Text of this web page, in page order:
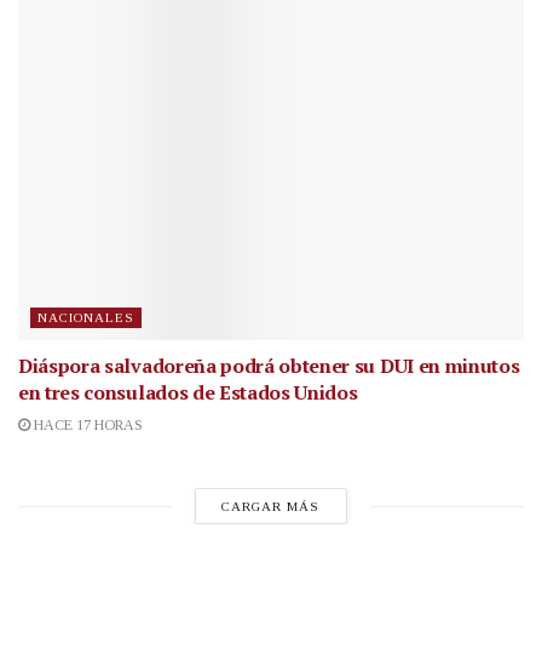
NACIONALES
Diáspora salvadoreña podrá obtener su DUI en minutos
en tres consulados de Estados Unidos
HACE 17 HORAS
CARGAR MÁS